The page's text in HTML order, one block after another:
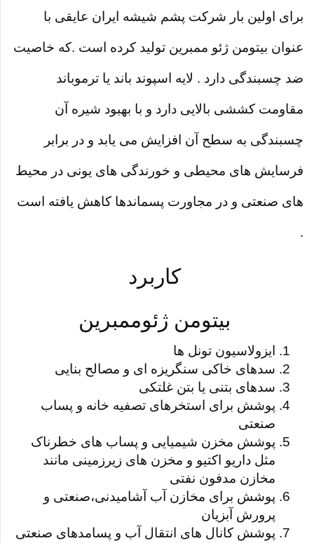
برای اولین بار شرکت پشم شیشه ایران عایقی با
عنوان بیتومن ژئو ممبرین تولید کرده است .که خاصیت
ضد چسبندگی دارد . لایه اسپوند باند یا ترموباند
مقاومت کششی بالایی دارد و با بهبود شیره آن
چسبندگی به سطح آن افزایش می یابد و در برابر
فرسایش های محیطی و خورندگی های یونی در محیط
های صنعتی و در مجاورت پسماندها کاهش یافته است
.
کاربرد
بیتومن ژئوممبرین
ایزولاسیون تونل ها
سدهای خاکی سنگریزه ای و مصالح بنایی
سدهای بتنی یا بتن غلتکی
پوشش برای استخرهای تصفیه خانه و پساب
صنعتی
پوشش مخزن شیمیایی و پساب های خطرناک
مثل داریو اکتیو و مخزن های زیرزمینی مانند
مخازن مدفون نفتی
پوشش برای مخازن آب آشامیدنی،صنعتی و
پرورش آبزیان
پوشش کانال های انتقال آب و پسامدهای صنعتی